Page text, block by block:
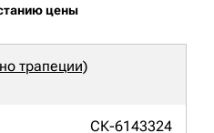
цены
трапеции)
СК-6143324